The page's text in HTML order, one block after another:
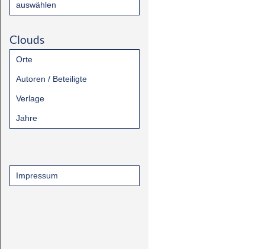
auswählen
Clouds
Orte
Autoren / Beteiligte
Verlage
Jahre
Impressum